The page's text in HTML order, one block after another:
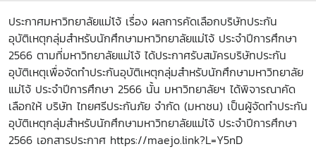
ประกาศมหาวิทยาลัยแม่โจ้ เรื่อง ผลการคัดเลือกบริษัทประกัน
อุบัติเหตุกลุ่มสำหรับนักศึกษามหาวิทยาลัยแม่โจ้ ประจำปีการศึกษา
2566 ตามที่มหาวิทยาลัยแม่โจ้ ได้ประกาศรับสมัครบริษัทประกัน
อุบัติเหตุเพื่อจัดทำประกันอุบัติเหตุกลุ่มสำหรับนักศึกษามหาวิทยาลัย
แม่โจ้ ประจำปีการศึกษา 2566 นั้น มหาวิทยาลัยฯ ได้พิจารณาคัด
เลือกให้ บริษัท ไทยศรีประกันภัย จำกัด (มหาชน) เป็นผู้จัดทำประกัน
อุบัติเหตุกลุ่มสำหรับนักศึกษามหาวิทยาลัยแม่โจ้ ประจำปีการศึกษา
2566 เอกสารประกาศ https://maejo.link?L=Y5nD